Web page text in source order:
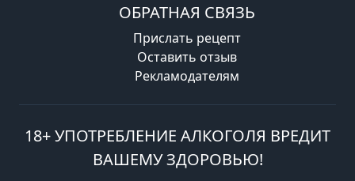
ОБРАТНАЯ СВЯЗЬ
Прислать рецепт
Оставить отзыв
Рекламодателям
18+ УПОТРЕБЛЕНИЕ АЛКОГОЛЯ ВРЕДИТ
ВАШЕМУ ЗДОРОВЬЮ!